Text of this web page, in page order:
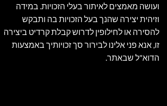
ועושה מאמצים לאיתור בעלי הזכויות. במידה
וזיהית יצירה שהנך בעל הזכויות בה ותבקש
להסירה או לחילופין לדרוש קבלת קרדיט ביצירה
זו, אנא פני אלינו לבירור סך זכויותיך באמצעות
הדוא"ל שבאתר.